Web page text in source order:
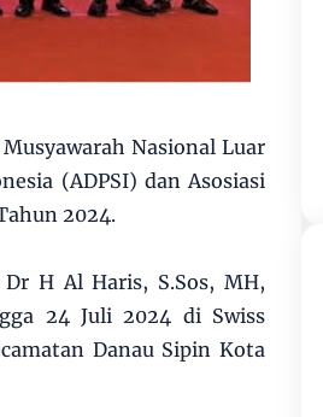
Nasional Luar
(ADPSI) dan Asosiasi
2024.
H Al Haris, S.Sos, MH,
24 Juli 2024 di Swiss
Danau Sipin Kota